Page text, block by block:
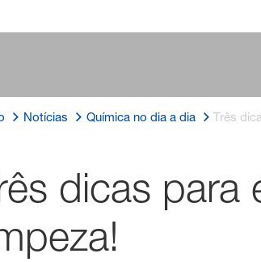
Notícias Química no dia a dia Três
dicas